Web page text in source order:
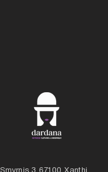
Smyrnis 3, 67100, Xanthi